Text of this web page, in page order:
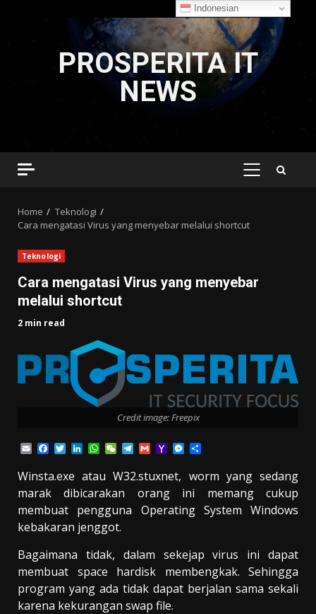
PROSPERITA IT
NEWS
PRIMARY
Home
Teknologi
Cara mengatasi Virus yang menyebar melalui shortcut
Teknologi
Cara mengatasi Virus yang menyebar
melalui shortcut
2 min read
Credit image: Freepix
EmailFacebook
TwitterLinkedIn
WhatsApp
WeChatTelegram
GmailYahoo
Mail
Messenger
Winsta.exe atau W32.stuxnet, worm yang sedang
marak dibicarakan orang ini memang cukup
membuat pengguna Operating System Windows
kebakaran jenggot.
Bagaimana tidak, dalam sekejap virus ini dapat
membuat space hardisk membengkak. Sehingga
program yang ada tidak dapat berjalan sama sekali
karena kekurangan swap file.
Indonesian